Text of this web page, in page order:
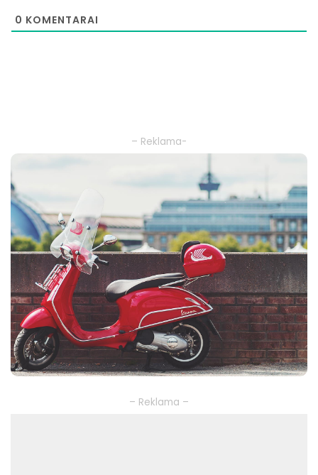
0 KOMENTARAI
– Reklama-
– Reklama –